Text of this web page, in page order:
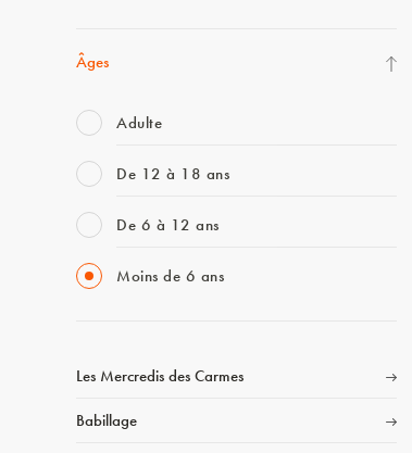
Âges
Adulte
De 12 à 18 ans
De 6 à 12 ans
Moins de 6 ans
Les Mercredis des Carmes
Babillage